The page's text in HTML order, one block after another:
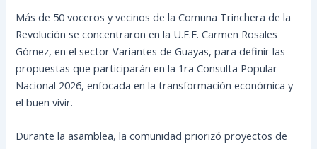
Más de 50 voceros y vecinos de la Comuna Trinchera de la
Revolución se concentraron en la U.E.E. Carmen Rosales
Gómez, en el sector Variantes de Guayas, para definir las
propuestas que participarán en la 1ra Consulta Popular
Nacional 2026, enfocada en la transformación económica y
el buen vivir.
Durante la asamblea, la comunidad priorizó proyectos de